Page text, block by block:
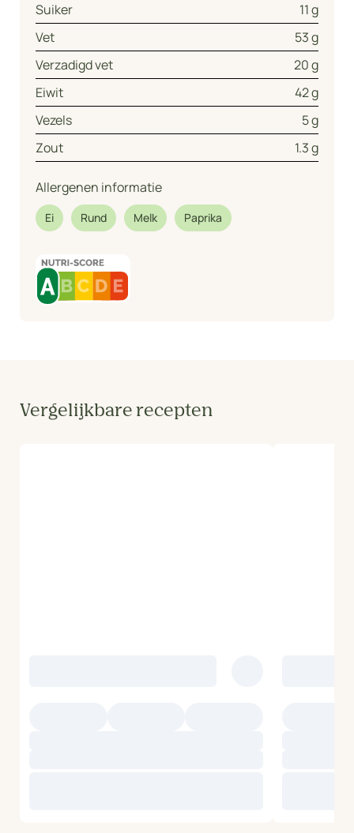
Suiker
11 g
Vet
53 g
Verzadigd vet
20 g
Eiwit
42 g
Vezels
5 g
Zout
1.3 g
Allergenen informatie
Ei Rund Melk Paprika
Vergelijkbare recepten